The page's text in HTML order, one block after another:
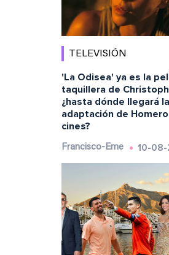
TELEVISIÓN
'La Odisea' ya es la
taquillera de
¿hasta dónde llegará la
adaptación de
cines?
Francisco-Eme 10-